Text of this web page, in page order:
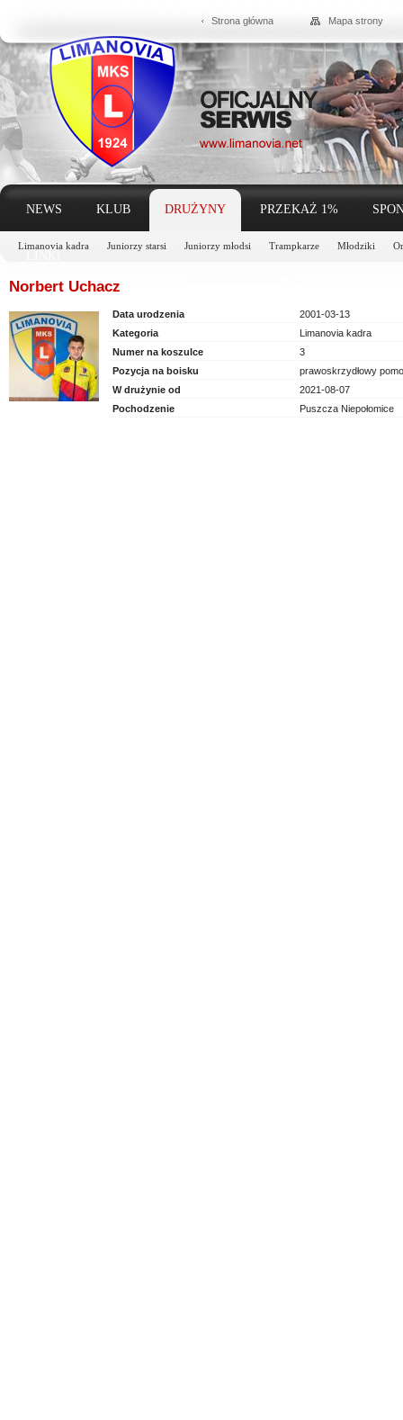
Strona główna Mapa strony
NEWS KLUB DRUŻYNY
Limanovia kadra Juniorzy starsi Juniorzy młodsi Trampkarze Młodziki
PRZEKAŻ 1%
Norbert Uchacz
Data urodzenia
2001-03-13
Kategoria
Limanovia kadra
Numer na koszulce
3
Pozycja na boisku
prawoskrzydłowy
W drużynie od
2021-08-07
Pochodzenie
Puszcza Niepołomice